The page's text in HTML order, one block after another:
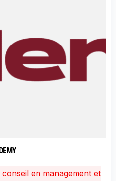
en management et